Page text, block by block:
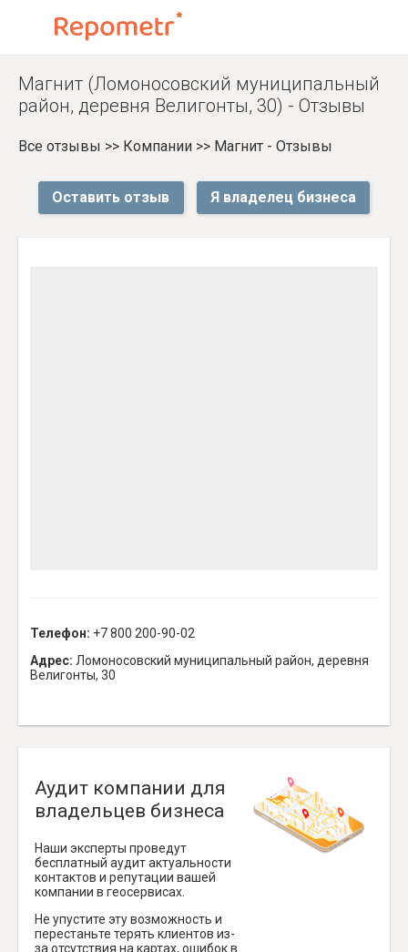
Магнит (Ломоносовский муниципальный
район, деревня Велигонты, 30) - Отзывы
Все отзывы >> Компании >> Магнит - Отзывы
Оставить отзыв Я владелец бизнеса
Телефон: +7 800 200-90-02
Адрес: Ломоносовский муниципальный район, деревня
Велигонты, 30
Аудит компании для
владельцев бизнеса
Наши эксперты проведут
бесплатный аудит актуальности
контактов и репутации вашей
компании в геосервисах.
Не упустите эту возможность и
перестаньте терять клиентов из-
за отсутствия на картах, ошибок в